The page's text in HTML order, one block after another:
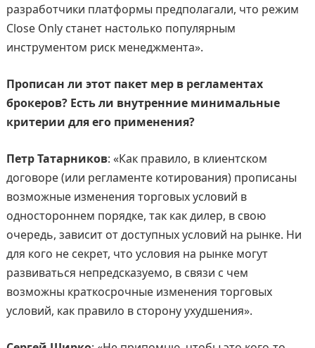
разработчики платформы предполагали, что режим
Close Only станет настолько популярным
инструментом риск менеджмента».
Прописан ли этот пакет мер в регламентах
брокеров? Есть ли внутренние минимальные
критерии для его применения?
Петр Татарников: «Как правило, в клиентском
договоре (или регламенте котирования) прописаны
возможные изменения торговых условий в
одностороннем порядке, так как дилер, в свою
очередь, зависит от доступных условий на рынке. Ни
для кого не секрет, что условия на рынке могут
развиваться непредсказуемо, в связи с чем
возможны краткосрочные изменения торговых
условий, как правило в сторону ухудшения».